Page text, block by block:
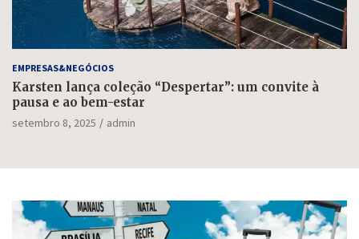
EMPRESAS&NEGÓCIOS
Karsten lança coleção “Despertar”: um convite à
pausa e ao bem-estar
setembro 8, 2025 admin